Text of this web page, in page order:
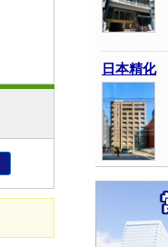
新大阪サ
AFLO
日本精化
Tria心斎